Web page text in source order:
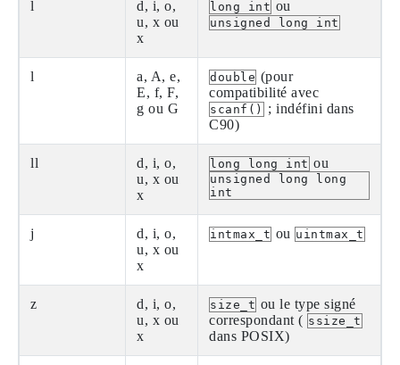
l
d, i, o,
u, x ou
x
long int ou
unsigned long int
l
a, A, e,
E, f, F,
g ou G
double (pour
compatibilité avec
scanf()
; indéfini dans
C90)
ll
d, i, o,
u, x ou
x
long long int ou
unsigned long long
int
j
d, i, o,
u, x ou
x
intmax_t ou uintmax_t
z
d, i, o,
u, x ou
x
size_t ou le type signé
correspondant ( ssize_t
dans POSIX)